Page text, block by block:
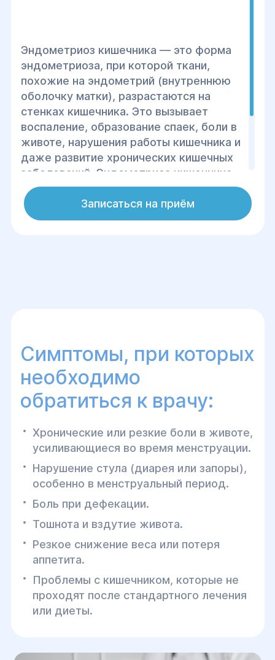
Эндометриоз кишечника — это форма
эндометриоза, при которой ткани,
похожие на эндометрий (внутреннюю
оболочку матки), разрастаются на
стенках кишечника. Это вызывает
воспаление, образование спаек, боли в
животе, нарушения работы кишечника и
даже развитие хронических кишечных
заболеваний. Эндометриоз кишечника
часто сопровождается сильными
болями во время менструации, а также
может вызывать запоры, диарею и
Записаться на приём
Симптомы, при которых
необходимо
обратиться к врачу:
Хронические или резкие боли в животе,
усиливающиеся во время менструации.
Нарушение стула (диарея или запоры),
особенно в менструальный период.
Боль при дефекации.
Тошнота и вздутие живота.
Резкое снижение веса или потеря
аппетита.
Проблемы с кишечником, которые не
проходят после стандартного лечения
или диеты.